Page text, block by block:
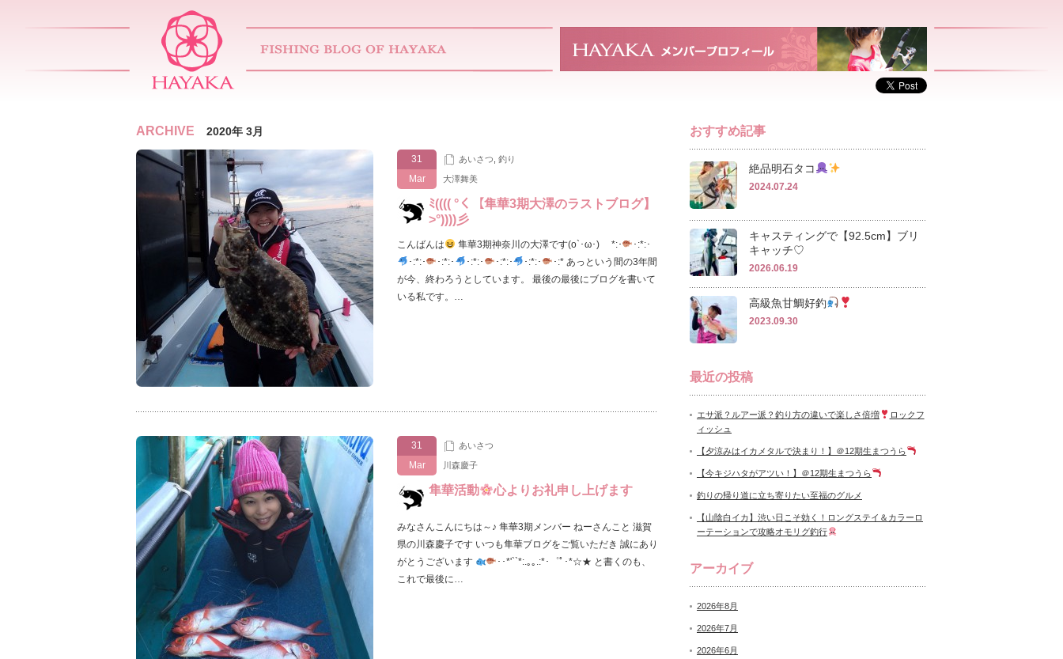
ARCHIVE 2020年 3月
31
Mar
あいさつ 釣り
大澤舞美
ﾐ(((( °く【隼華3期大澤のラストブログ】
>°))))彡
こんばんは 隼華3期神奈川の大澤です(o`･ω･)ゞ *:･
･:*:･
･:*:･
･:*:･ ･:*:･ ･:*:･ ･:*:･
･:* あっという間の3年間
が今、終わろうとしています。 最後の最後にブログを書いて
いる私です。…
31
Mar
あいさつ
川森慶子
隼華活動 心よりお礼申し上げます
みなさんこんにちは～♪ 隼華3期メンバー ねーさんこと 滋賀
県の川森慶子です いつも隼華ブログをご覧いただき 誠にあり
がとうございます
･･*'``*:.｡｡.:*･゜ﾟ･*☆★ と書くのも、
これで最後に…
おすすめ記事
絶品明石タコ
2024.07.24
キャスティングで【92.5cm】ブリ
キャッチ♡
2026.06.19
高級魚甘鯛好釣
2023.09.30
最近の投稿
エサ派？ルアー派？釣り方の違いで楽しさ倍増
ロックフ
ィッシュ
【夕涼みはイカメタルで決まり！】＠12期生まつうら
【今キジハタがアツい！】＠12期生まつうら
釣りの帰り道に立ち寄りたい至福のグルメ
【山陰白イカ】渋い日こそ効く！ロングステイ＆カラーロ
ーテーションで攻略オモリグ釣行
アーカイブ
2026年8月
2026年7月
2026年6月